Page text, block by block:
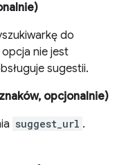
do
nie jest
sugestii.
opcjonalnie)
suggest_url .